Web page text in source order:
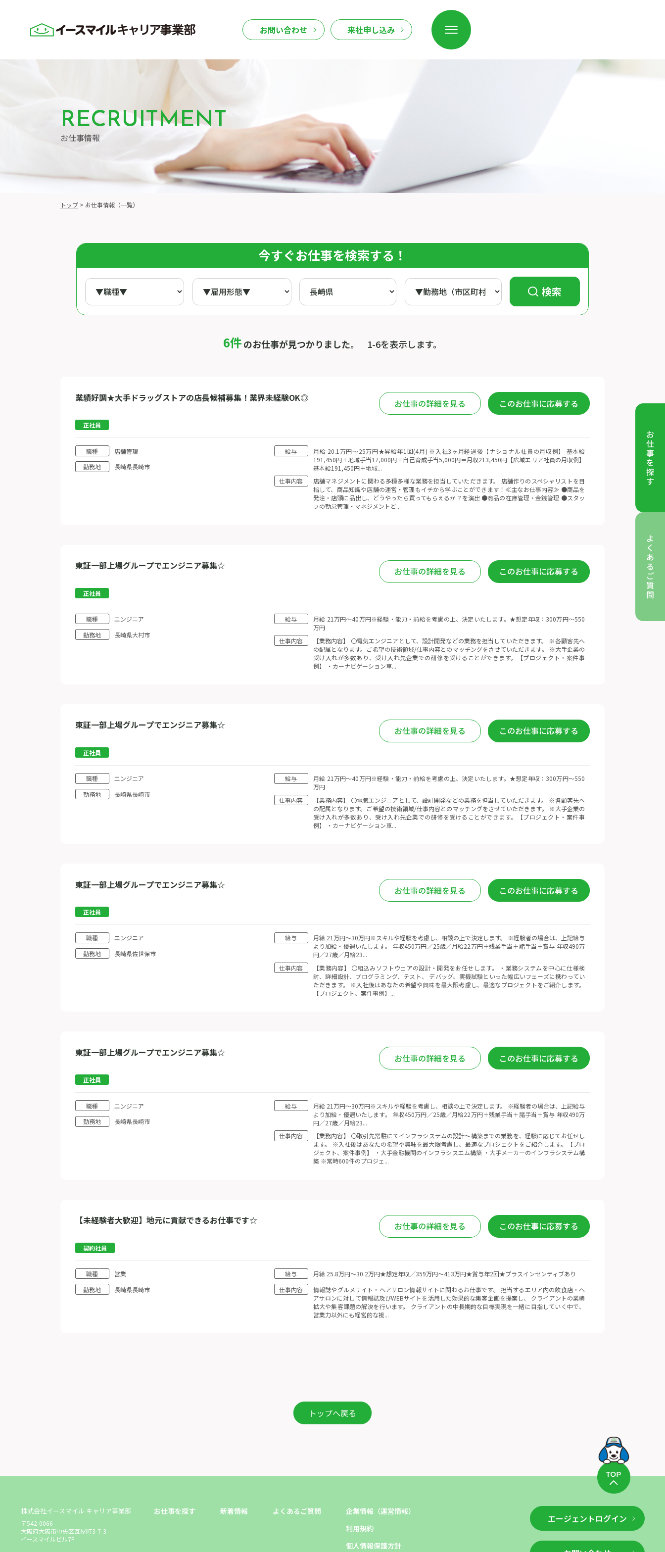
お問い合わせ 来社申し込み
RECRUITMENT
お仕事情報
トップ > お仕事情報（一覧）
今すぐお仕事を検索する！
検索
6件のお仕事が見つかりました。 1-6を表示します。
業績好調★大手ドラッグストアの店長候補募集！業界未経験OK◎
お仕事の詳細を見る このお仕事に応募する
正社員
職種
店舗管理
勤務地
長崎県長崎市
給与
月給 20.1万円〜25万円★昇給年1回(4月) ※入社3ヶ月経過後【ナショナル社員の月収例】 基本給
191,450円＋地域手当17,000円＋自己育成手当5,000円＝月収213,450円【広域エリア社員の月収例】
基本給191,450円＋地域...
仕事内容
店舗マネジメントに関わる多種多様な業務を担当していただきます。 店舗作りのスペシャリストを目
指して、商品知識や店舗の運営・管理もイチから学ぶことができます！≪主なお仕事内容≫ ●商品を
発注・店頭に品出し、どうやったら買ってもらえるか？を演出 ●商品の在庫管理・金銭管理 ●スタッ
フの勤怠管理・マネジメントど...
東証一部上場グループでエンジニア募集☆
お仕事の詳細を見る このお仕事に応募する
正社員
職種
エンジニア
勤務地
長崎県大村市
給与
月給 21万円〜40万円※経験・能力・前給を考慮の上、決定いたします。★想定年収：300万円〜550
万円
仕事内容
【業務内容】 〇電気エンジニアとして、設計開発などの業務を担当していただきます。 ※各顧客先へ
の配属となります。ご希望の技術領域/仕事内容とのマッチングをさせていただきます。 ※大手企業の
受け入れが多数あり、受け入れ先企業での研修を受けることができます。【プロジェクト・案件事
例】 ・カーナビゲーション車...
東証一部上場グループでエンジニア募集☆
お仕事の詳細を見る このお仕事に応募する
正社員
職種
エンジニア
勤務地
長崎県長崎市
給与
月給 21万円〜40万円※経験・能力・前給を考慮の上、決定いたします。★想定年収：300万円〜550
万円
仕事内容
【業務内容】 〇電気エンジニアとして、設計開発などの業務を担当していただきます。 ※各顧客先へ
の配属となります。ご希望の技術領域/仕事内容とのマッチングをさせていただきます。 ※大手企業の
受け入れが多数あり、受け入れ先企業での研修を受けることができます。【プロジェクト・案件事
例】 ・カーナビゲーション車...
東証一部上場グループでエンジニア募集☆
お仕事の詳細を見る このお仕事に応募する
正社員
職種
エンジニア
勤務地
長崎県佐世保市
給与
月給 21万円〜30万円※スキルや経験を考慮し、相談の上で決定します。 ※経験者の場合は、上記給与
より加給・優遇いたします。 年収450万円／25歳／月給22万円＋残業手当＋諸手当＋賞与 年収490万
円／27歳／月給23...
仕事内容
【業務内容】 〇組込みソフトウェアの設計・開発をお任せします。 ・業務システムを中心に仕様検
討、詳細設計、プログラミング、テスト、 デバッグ、実機試験といった幅広いフェーズに携わってい
ただきます。 ※入社後はあなたの希望や興味を最大限考慮し、最適なプロジェクトをご紹介します。
【プロジェクト、案件事例】...
東証一部上場グループでエンジニア募集☆
お仕事の詳細を見る このお仕事に応募する
正社員
職種
エンジニア
勤務地
長崎県長崎市
給与
月給 21万円〜30万円※スキルや経験を考慮し、相談の上で決定します。 ※経験者の場合は、上記給与
より加給・優遇いたします。 年収450万円／25歳／月給22万円＋残業手当＋諸手当＋賞与 年収490万
円／27歳／月給23...
仕事内容
【業務内容】 〇取引先常駐にてインフラシステムの設計〜構築までの業務を、経験に応じてお任せし
ます。 ※入社後はあなたの希望や興味を最大限考慮し、最適なプロジェクトをご紹介します。【プロ
ジェクト、案件事例】 ・大手金融機関のインフラシスエム構築 ・大手メーカーのインフラシステム構
築 ※常時600件のプロジェ...
【未経験者大歓迎】地元に貢献できるお仕事です☆
お仕事の詳細を見る このお仕事に応募する
契約社員
職種
営業
勤務地
長崎県長崎市
給与
月給 25.8万円〜30.2万円★想定年収／359万円〜413万円★賞与年2回★プラスインセンティブあり
仕事内容
情報誌やグルメサイト・ヘアサロン情報サイトに関わるお仕事です。 担当するエリア内の飲食店・ヘ
アサロンに対して情報誌及びWEBサイトを活用した効果的な集客企画を提案し、 クライアントの業績
拡大や集客課題の解決を行います。 クライアントの中長期的な目標実現を一緒に目指していく中で、
営業力以外にも経営的な視...
トップへ戻る
株式会社イースマイル キャリア事業部
〒542-0066
大阪府大阪市中央区瓦屋町3-7-3
イースマイルビル7F
お仕事を探す 新着情報 よくあるご質問
企業情報（運営情報）
利用規約
個人情報保護方針
エージェントログイン